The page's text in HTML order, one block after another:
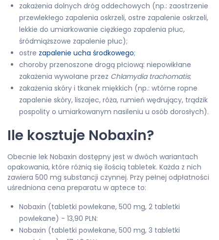
zakażenia dolnych dróg oddechowych (np.: zaostrzenie
przewlekłego zapalenia oskrzeli, ostre zapalenie oskrzeli,
lekkie do umiarkowanie ciężkiego zapalenia płuc,
śródmiąższowe zapalenie płuc);
ostre zapalenie ucha środkowego;
choroby przenoszone drogą płciową: niepowikłane
zakażenia wywołane przez Chlamydia trachomatis;
zakażenia skóry i tkanek miękkich (np.: wtórne ropne
zapalenie skóry, liszajec, róża, rumień wędrujący, trądzik
pospolity o umiarkowanym nasileniu u osób dorosłych).
Ile kosztuje Nobaxin?
Obecnie lek Nobaxin dostępny jest w dwóch wariantach
opakowania, które różnią się ilością tabletek. Każda z nich
zawiera 500 mg substancji czynnej. Przy pełnej odpłatności
uśredniona cena preparatu w aptece to:
Nobaxin (tabletki powlekane, 500 mg, 2 tabletki
powlekane) - 13,90 PLN:
Nobaxin (tabletki powlekane, 500 mg, 3 tabletki